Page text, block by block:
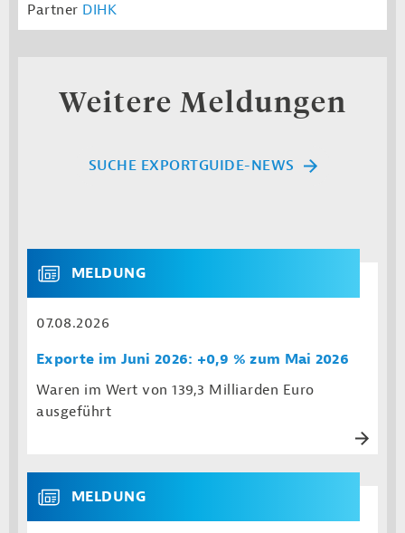
Partner DIHK
Weitere Meldungen
SUCHE EXPORTGUIDE-NEWS
MELDUNG
07.08.2026
Exporte im Juni 2026: +0,9 % zum Mai 2026
Waren im Wert von 139,3 Milliarden Euro
ausgeführt
MELDUNG